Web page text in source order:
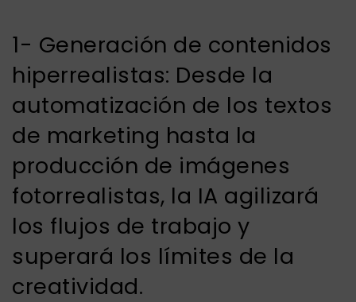
1- Generación de contenidos
hiperrealistas: Desde la
automatización de los textos
de marketing hasta la
producción de imágenes
fotorrealistas, la IA agilizará
los flujos de trabajo y
superará los límites de la
creatividad.